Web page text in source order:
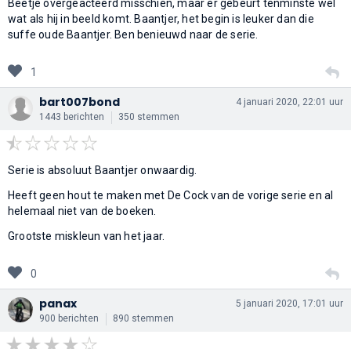
Beetje overgeacteerd misschien, maar er gebeurt tenminste wel
wat als hij in beeld komt. Baantjer, het begin is leuker dan die
suffe oude Baantjer. Ben benieuwd naar de serie.
1
bart007bond
1443 berichten 350 stemmen
4 januari 2020, 22:01 uur
Serie is absoluut Baantjer onwaardig.
Heeft geen hout te maken met De Cock van de vorige serie en al
helemaal niet van de boeken.
Grootste miskleun van het jaar.
0
panax
900 berichten 890 stemmen
5 januari 2020, 17:01 uur